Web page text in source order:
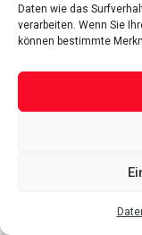
Daten wie das
verarbeiten. Wenn Sie
können bestimmte
Immobilien-Flut auf
Konto so wichtig sind